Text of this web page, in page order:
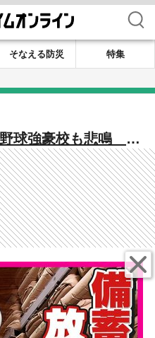
検索
そなえる防災
特集
野球強豪校も悲鳴 コ
米放出」へ 本当に
作の未来にも課題